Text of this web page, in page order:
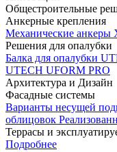
Общестроительные
Анкерные крепления
Механические анкеры
Решения для опалубки
Балка для опалубки
UTECH UFORM PRO
Архитектура и Дизайн
Фасадные системы
Варианты несущей
облицовок
Террасы и
Подробнее